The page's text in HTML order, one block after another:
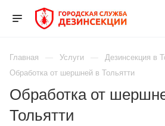
Главная Услуги
Дезинсекция в
Обработка от шершней в Тольятти
Обработка от
Тольятти